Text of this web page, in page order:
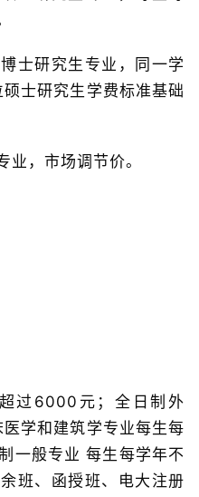
士研究生专业，同一学
士研究生学费标准基础
业，市场调节价。
过6000元；全日制外
学和建筑学专业每生每
一般专业 每生每学年不
班、函授班、电大注册